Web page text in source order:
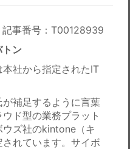
記事番号：T00128939
ン
本社から指定されたIT
補足するように言葉
ド型の業務プラット
ウズ社のkintone（キ
れています。サイボ